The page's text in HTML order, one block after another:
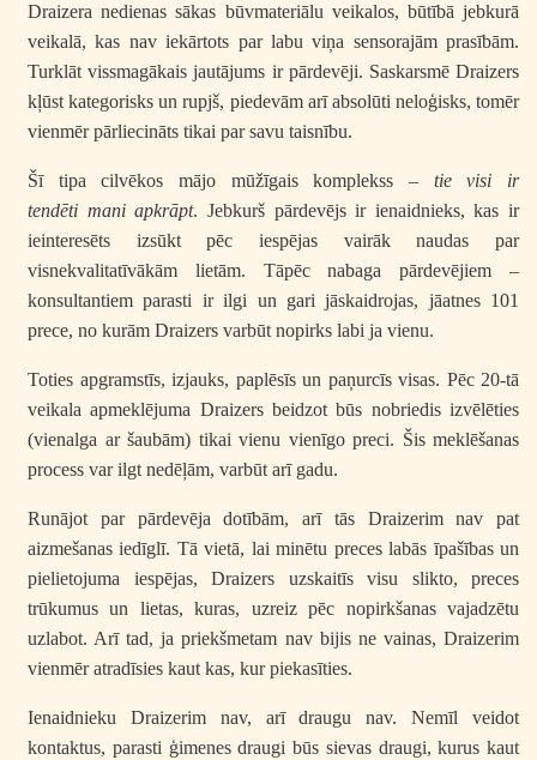
Draizera nedienas sākas būvmateriālu veikalos, būtībā jebkurā
veikalā, kas nav iekārtots par labu viņa sensorajām prasībām.
Turklāt vissmagākais jautājums ir pārdevēji. Saskarsmē Draizers
kļūst kategorisks un rupjš, piedevām arī absolūti neloģisks, tomēr
vienmēr pārliecināts tikai par savu taisnību.
Šī tipa cilvēkos mājo mūžīgais komplekss – tie visi ir
tendēti mani apkrāpt. Jebkurš pārdevējs ir ienaidnieks, kas ir
ieinteresēts izsūkt pēc iespējas vairāk naudas par
visnekvalitatīvākām lietām. Tāpēc nabaga pārdevējiem –
konsultantiem parasti ir ilgi un gari jāskaidrojas, jāatnes 101
prece, no kurām Draizers varbūt nopirks labi ja vienu.
Toties apgramstīs, izjauks, paplēsīs un paņurcīs visas. Pēc 20-tā
veikala apmeklējuma Draizers beidzot būs nobriedis izvēlēties
(vienalga ar šaubām) tikai vienu vienīgo preci. Šis meklēšanas
process var ilgt nedēļām, varbūt arī gadu.
Runājot par pārdevēja dotībām, arī tās Draizerim nav pat
aizmešanas iedīglī. Tā vietā, lai minētu preces labās īpašības un
pielietojuma iespējas, Draizers uzskaitīs visu slikto, preces
trūkumus un lietas, kuras, uzreiz pēc nopirkšanas vajadzētu
uzlabot. Arī tad, ja priekšmetam nav bijis ne vainas, Draizerim
vienmēr atradīsies kaut kas, kur piekasīties.
Ienaidnieku Draizerim nav, arī draugu nav. Nemīl veidot
kontaktus, parasti ģimenes draugi būs sievas draugi, kurus kaut